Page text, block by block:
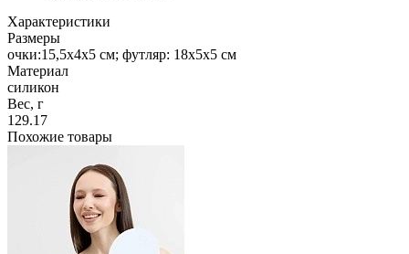
Характеристики
Размеры
очки:15,5х4х5 см; футляр: 18х5х5 см
Материал
силикон
Вес, г
129.17
Похожие товары